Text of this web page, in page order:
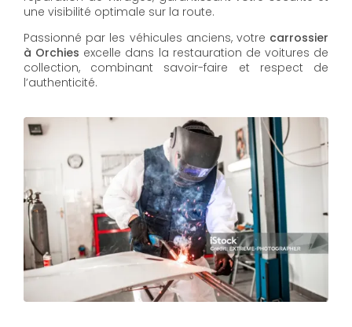
une visibilité optimale sur la route.
Passionné par les véhicules anciens, votre carrossier
à Orchies excelle dans la restauration de voitures de
collection, combinant savoir-faire et respect de
l’authenticité.